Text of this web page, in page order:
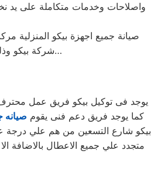
واصلاحات وخدمات متكاملة على يد
صيانة جميع اجهزة بيكو المنزلية
شركة بيكو وذلك على مدار الساعه عملاؤنا الكرام نحن فى توكيل بيكو المعتمد بشارع التسعين اتصل بنا على الخط الساخن لصيانة غسالات بيكو اتصل بنا…
يوجد فى توكيل بيكو فريق عمل
كما يوجد فريق دعم فنى يقوم صيانه
بيكو شارع التسعين من هم علي درجة
متجدد علي جميع الاعطال بالاضافة